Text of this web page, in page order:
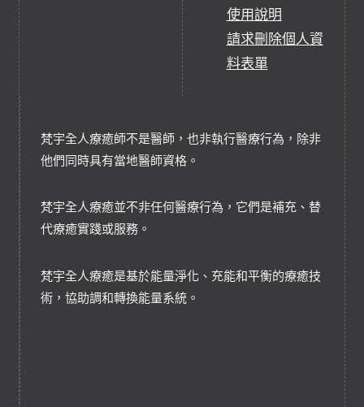
使用說明
請求刪除個人資
料表單
梵宇全人療癒師不是醫師，也非執行醫療行為，除非
他們同時具有當地醫師資格。
梵宇全人療癒並不非任何醫療行為，它們是補充、替
代療癒實踐或服務。
梵宇全人療癒是基於能量淨化、充能和平衡的療癒技
術，協助調和轉換能量系統。